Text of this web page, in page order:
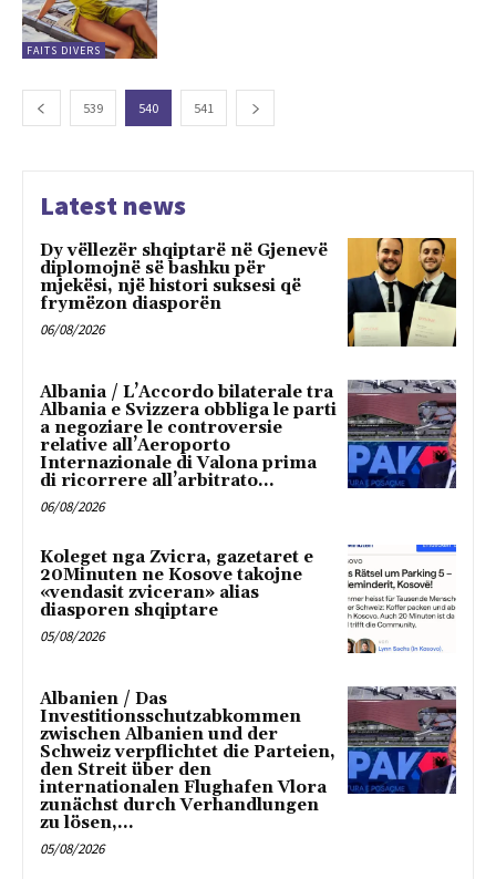
FAITS DIVERS
539 540 541
Latest news
Dy vëllezër shqiptarë në Gjenevë
diplomojnë së bashku për
mjekësi, një histori suksesi që
frymëzon diasporën
06/08/2026
Albania / L’Accordo bilaterale tra
Albania e Svizzera obbliga le parti
a negoziare le controversie
relative all’Aeroporto
Internazionale di Valona prima
di ricorrere all’arbitrato...
06/08/2026
Koleget nga Zvicra, gazetaret e
20Minuten ne Kosove takojne
«vendasit zviceran» alias
diasporen shqiptare
05/08/2026
Albanien / Das
Investitionsschutzabkommen
zwischen Albanien und der
Schweiz verpflichtet die Parteien,
den Streit über den
internationalen Flughafen Vlora
zunächst durch Verhandlungen
zu lösen,...
05/08/2026